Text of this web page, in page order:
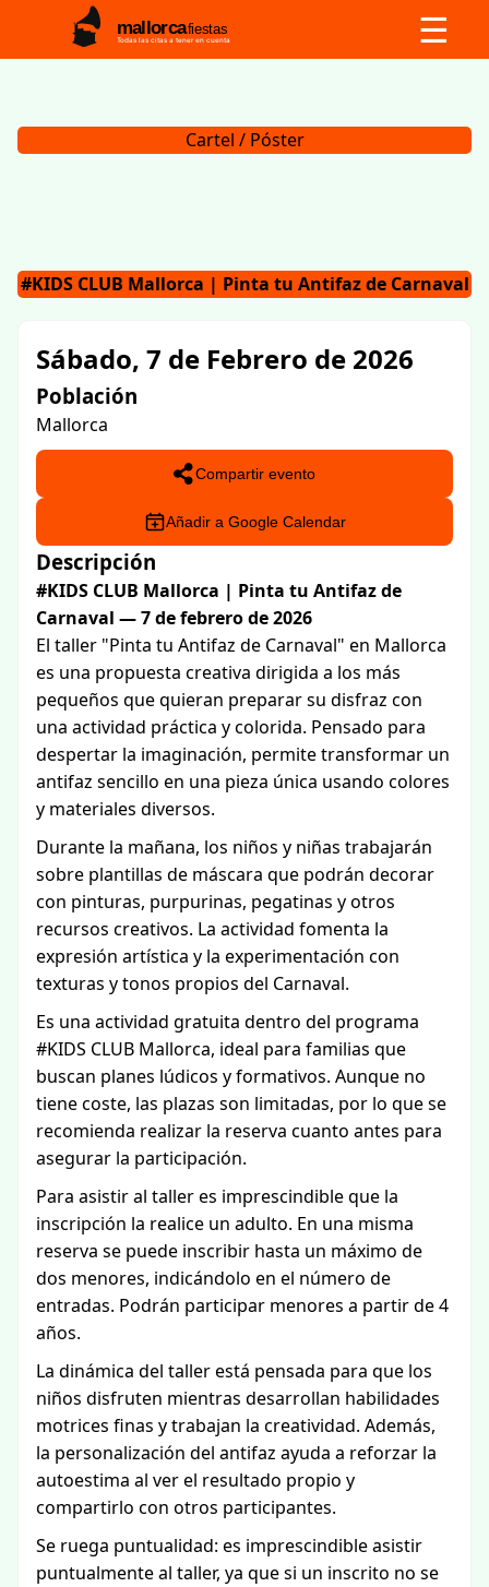
mallorcafiestas
Todas las citas a tener en cuenta ☰
Cartel / Póster
#KIDS CLUB Mallorca | Pinta tu Antifaz de Carnaval
Sábado, 7 de Febrero de 2026
Población
Mallorca
Compartir evento
Añadir a Google Calendar
Descripción
#KIDS CLUB Mallorca | Pinta tu Antifaz de
Carnaval — 7 de febrero de 2026
El taller "Pinta tu Antifaz de Carnaval" en Mallorca
es una propuesta creativa dirigida a los más
pequeños que quieran preparar su disfraz con
una actividad práctica y colorida. Pensado para
despertar la imaginación, permite transformar un
antifaz sencillo en una pieza única usando colores
y materiales diversos.
Durante la mañana, los niños y niñas trabajarán
sobre plantillas de máscara que podrán decorar
con pinturas, purpurinas, pegatinas y otros
recursos creativos. La actividad fomenta la
expresión artística y la experimentación con
texturas y tonos propios del Carnaval.
Es una actividad gratuita dentro del programa
#KIDS CLUB Mallorca, ideal para familias que
buscan planes lúdicos y formativos. Aunque no
tiene coste, las plazas son limitadas, por lo que se
recomienda realizar la reserva cuanto antes para
asegurar la participación.
Para asistir al taller es imprescindible que la
inscripción la realice un adulto. En una misma
reserva se puede inscribir hasta un máximo de
dos menores, indicándolo en el número de
entradas. Podrán participar menores a partir de 4
años.
La dinámica del taller está pensada para que los
niños disfruten mientras desarrollan habilidades
motrices finas y trabajan la creatividad. Además,
la personalización del antifaz ayuda a reforzar la
autoestima al ver el resultado propio y
compartirlo con otros participantes.
Se ruega puntualidad: es imprescindible asistir
puntualmente al taller, ya que si un inscrito no se